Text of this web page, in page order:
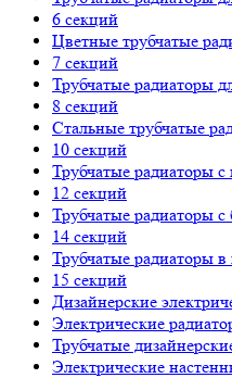
6 секций
Цветные трубчатые
7 секций
Трубчатые радиаторы
8 секций
Стальные трубчатые
10 секций
Трубчатые радиаторы
12 секций
Трубчатые радиаторы
14 секций
Трубчатые радиаторы
15 секций
Дизайнерские
Электрические
Трубчатые
Электрические